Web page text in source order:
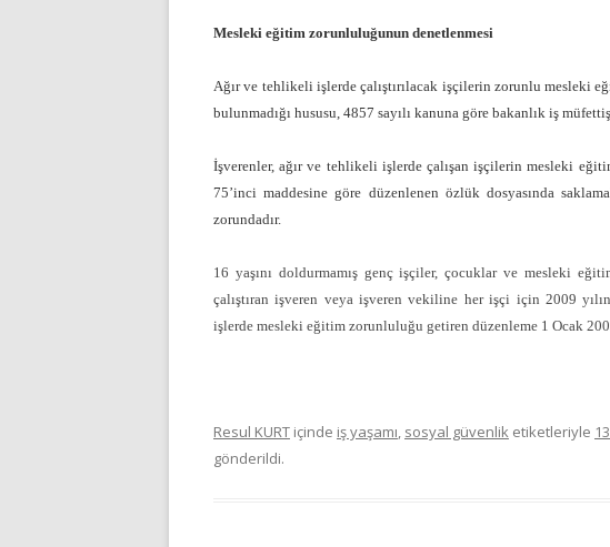
Mesleki eğitim zorunluluğunun denetlenmesi
Ağır ve tehlikeli işlerde çalıştırılacak işçilerin zorunlu mesleki
bulunmadığı hususu, 4857 sayılı kanuna göre bakanlık iş
İşverenler, ağır ve tehlikeli işlerde çalışan işçilerin mesleki
75’inci maddesine göre düzenlenen özlük dosyasında
zorundadır.
16 yaşını doldurmamış genç işçiler, çocuklar ve mesleki
çalıştıran işveren veya işveren vekiline her işçi için 2009
işlerde mesleki eğitim zorunluluğu getiren düzenleme 1 Ocak
Resul KURT içinde iş yaşamı, sosyal güvenlik etiketleriyle
gönderildi.